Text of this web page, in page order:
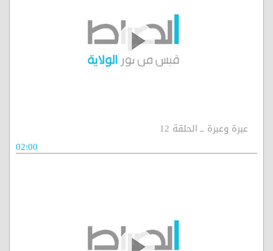
عبرة وعبرة ــ الحلقة 12
02:00